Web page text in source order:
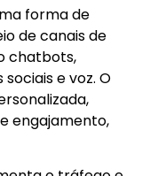
forma de
de canais de
chatbots,
e voz. O
engajamento,